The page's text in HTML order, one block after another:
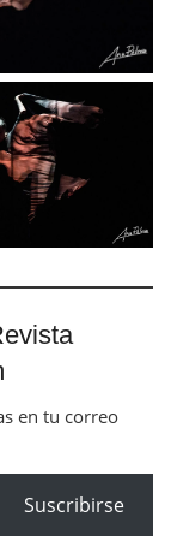
en tu correo
Suscribirse